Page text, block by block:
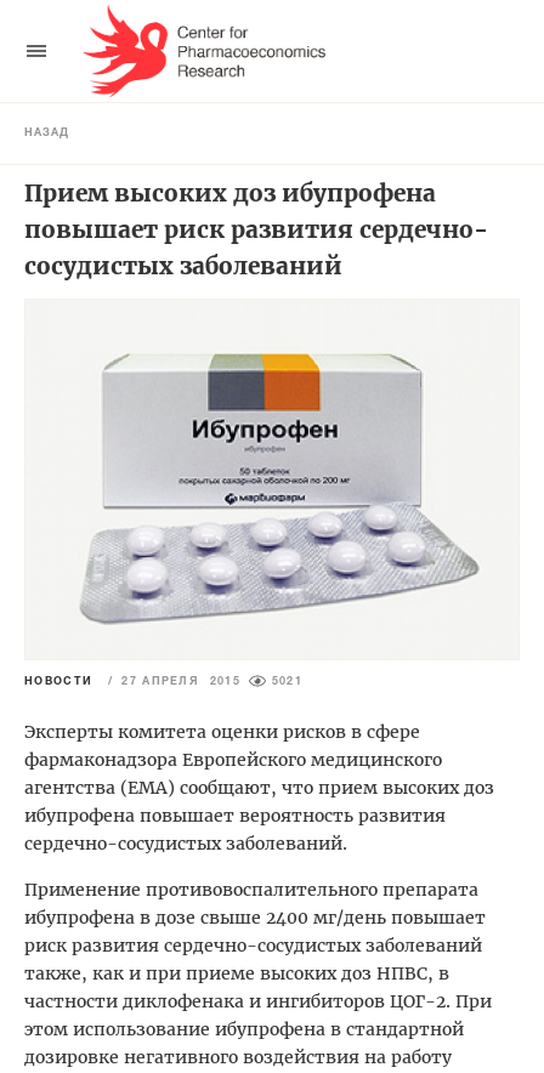
НАЗАД
Прием высоких доз ибупрофена
повышает риск развития сердечно-
сосудистых заболеваний
НОВОСТИ / 27 АПРЕЛЯ 2015 5021
Эксперты комитета оценки рисков в сфере
фармаконадзора Европейского медицинского
агентства (ЕМА) сообщают, что прием высоких доз
ибупрофена повышает вероятность развития
сердечно-сосудистых заболеваний.
Применение противовоспалительного препарата
ибупрофена в дозе свыше 2400 мг/день повышает
риск развития сердечно-сосудистых заболеваний
также, как и при приеме высоких доз НПВС, в
частности диклофенака и ингибиторов ЦОГ-2. При
этом использование ибупрофена в стандартной
дозировке негативного воздействия на работу